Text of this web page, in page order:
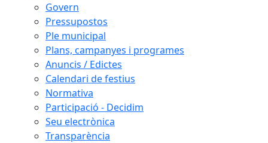
Govern
Pressupostos
Ple municipal
Plans, campanyes i programes
Anuncis / Edictes
Calendari de festius
Normativa
Participació - Decidim
Seu electrònica
Transparència